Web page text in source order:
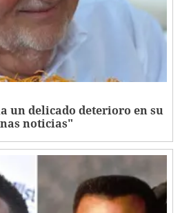
un delicado deterioro en su
noticias"